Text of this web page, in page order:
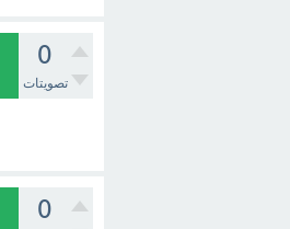
0
تصويتات
0